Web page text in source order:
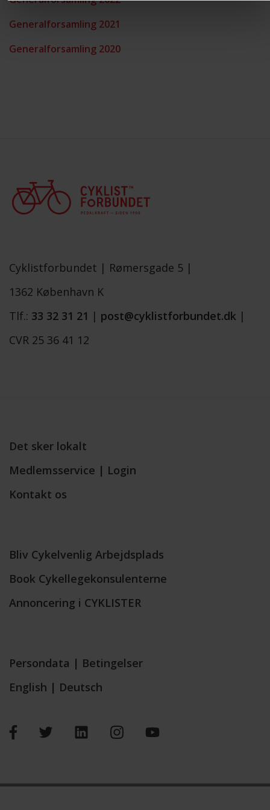
Generalforsamling 2021
Generalforsamling 2020
Cyklistforbundet | Rømersgade 5 |
1362 København K
Tlf.: 33 32 31 21 | post@cyklistforbundet.dk |
CVR 25 36 41 12
Det sker lokalt
Medlemsservice | Login
Kontakt os
Bliv Cykelvenlig Arbejdsplads
Book Cykellegekonsulenterne
Annoncering i CYKLISTER
Persondata | Betingelser
English | Deutsch